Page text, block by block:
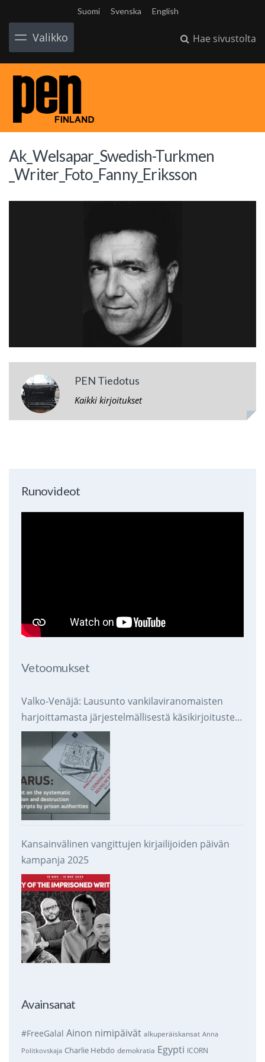
Suomi Svenska English
Valikko Hae sivustolta
Ak_Welsapar_Swedish-Turkmen
_Writer_Foto_Fanny_Eriksson
PEN Tiedotus
Kaikki kirjoitukset
Runovideot
Vetoomukset
Valko-Venäjä: Lausunto vankilaviranomaisten
harjoittamasta järjestelmällisestä käsikirjoitusten
takavarikoinnista ja tuhoamisesta
Kansainvälinen vangittujen kirjailijoiden päivän
kampanja 2025
Avainsanat
#FreeGalal Ainon nimipäivät alkuperäiskansat Anna
Politkovskaja Charlie Hebdo demokratia Egypti ICORN